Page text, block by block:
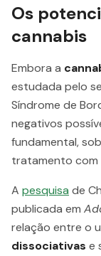
Os
cannabis
Embora a
estudada pelo
Síndrome de
negativos
fundamental,
tratamento com
A pesquisa de
publicada em
relação entre o
dissociativas e